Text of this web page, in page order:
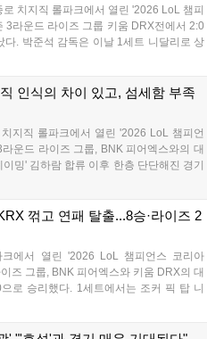
치지직 롤파크에서 열린 '2026 LoL 챔피
3라운드 라이즈 그룹 키움 DRX전에서 2:0
다. 박준석 감독은 이날 1세트 니달리로 상
불리함을 한타로 역전하고 운영으로 잘
인식의 차이 있고, 섬세함 부족
지직 롤파크에서 열린 '2026 LoL 챔피언
운드 라이즈 그룹, BNK 피어엑스와의 대
밍' 김하람 합류 이후 한층 단단해진 경기
만, BNK 피어엑스에게 불의의 일격을 당
꺾고 연패 탈출...8승·라이즈 2
에서 열린 '2026 LoL 챔피언스 코리아
즈 그룹, BNK 피어엑스와 키움 DRX의 대
로 승리했다. 1세트에서는 조커 픽 탑 니
선 판테온을 잡은 '랩터' 전어진의 활약과